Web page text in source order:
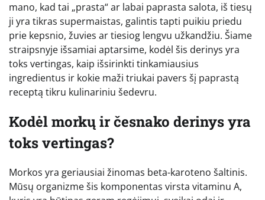
mano, kad tai „prasta“ ar labai paprasta salota, iš tiesų
ji yra tikras supermaistas, galintis tapti puikiu priedu
prie kepsnio, žuvies ar tiesiog lengvu užkandžiu. Šiame
straipsnyje išsamiai aptarsime, kodėl šis derinys yra
toks vertingas, kaip išsirinkti tinkamiausius
ingredientus ir kokie maži triukai pavers šį paprastą
receptą tikru kulinariniu šedevru.
Kodėl morkų ir česnako derinys yra
toks vertingas?
Morkos yra geriausiai žinomas beta-karoteno šaltinis.
Mūsų organizme šis komponentas virsta vitaminu A,